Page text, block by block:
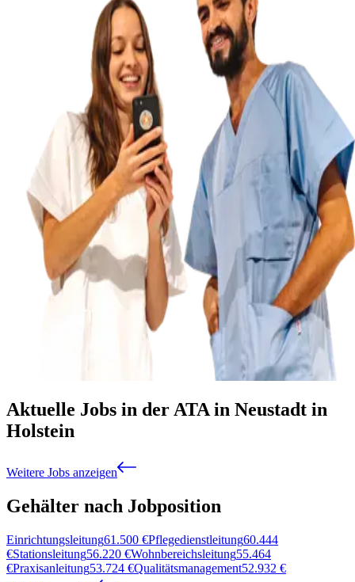
Aktuelle Jobs in der ATA in Neustadt in
Holstein
Weitere Jobs anzeigen
Gehälter nach Jobposition
Einrichtungsleitung61.500 €Pflegedienstleitung60.444
€Stationsleitung56.220 €Wohnbereichsleitung55.464
€Praxisanleitung53.724 €Qualitätsmanagement52.932 €